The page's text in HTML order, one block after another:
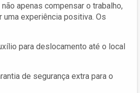
apenas compensar o trabalho,
experiência positiva. Os
para deslocamento até o local
de segurança extra para o